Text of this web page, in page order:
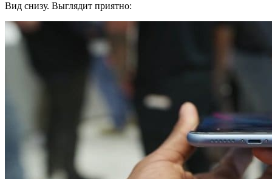
Вид снизу. Выглядит приятно: